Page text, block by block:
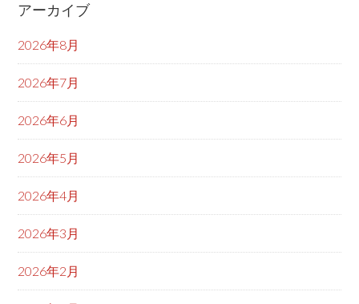
アーカイブ
2026年8月
2026年7月
2026年6月
2026年5月
2026年4月
2026年3月
2026年2月